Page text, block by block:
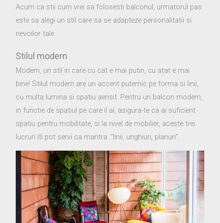
Acum ca stii cum vrei sa folosesti balconul, urmatorul pas
este sa alegi un stil care sa se adapteze personalitatii si
nevoilor tale.
Stilul modern
Modern, un stil in care cu cat e mai putin, cu atat e mai
bine! Stilul modern are un accent puternic pe forma si linii,
cu multa lumina si spatiu aerisit. Pentru un balcon modern,
in functie de spatiul pe care il ai, asigura-te ca ai suficient
spatiu pentru mobilitate, si la nivel de mobilier, aceste trei
lucruri iti pot servi ca mantra: “linii, unghiuri, planuri”.